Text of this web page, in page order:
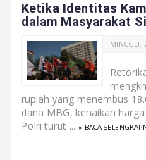
Ketika Identitas
dalam Masyarakat
MINGGU,
rupiah yang menembus
dana MBG, kenaikan
Polri turut ... » BACA